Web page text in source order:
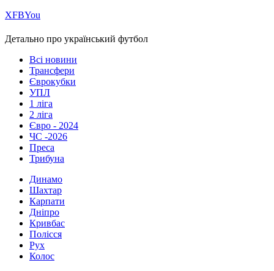
ХFBYou
Детально про український футбол
Всі новини
Трансфери
Єврокубки
УПЛ
1 ліга
2 ліга
Євро - 2024
ЧС -2026
Преса
Трибуна
Динамо
Шахтар
Карпати
Дніпро
Кривбас
Полісся
Рух
Колос